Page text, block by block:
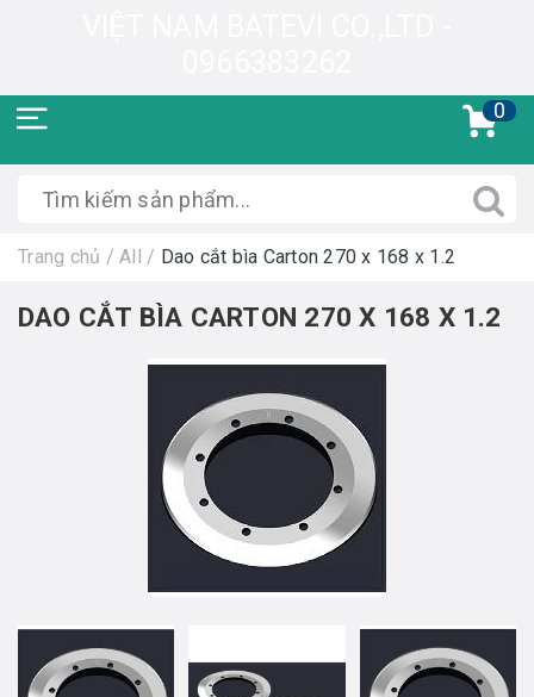
0
Trang chủ / All / Dao cắt bìa Carton 270 x 168 x 1.2
DAO CẮT BÌA CARTON 270 X 168 X 1.2